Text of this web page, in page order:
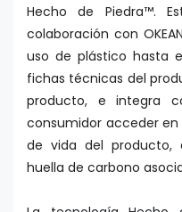
Hecho de Piedra™.
colaboración con
uso de plástico hasta
fichas técnicas del
producto, e integra
consumidor acceder
de vida del
huella de carbono